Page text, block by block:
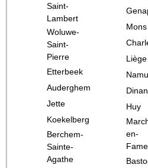
Saint-
Lambert
Woluwe-
Saint-
Pierre
Etterbeek
Auderghem
Jette
Koekelberg
Berchem-
Sainte-
Agathe
Mons
Liège
Huy
en-